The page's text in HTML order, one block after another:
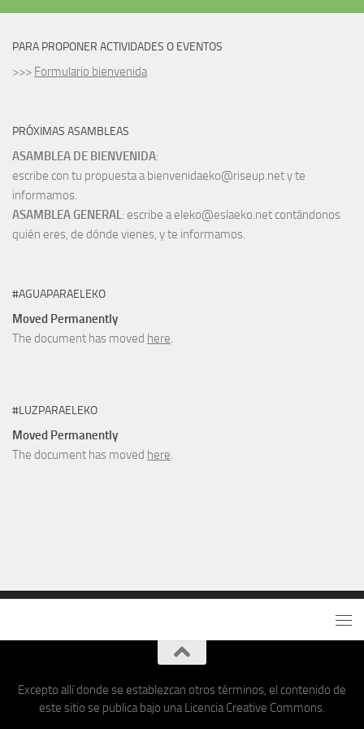
PARA PROPONER ACTIVIDADES O EVENTOS
>>> Formulario bienvenida
PRÓXIMAS ASAMBLEAS
ASAMBLEA DE BIENVENIDA:
escribe con tu propuesta a bienvenidaeko@riseup.net y te
informamos.
ASAMBLEA GENERAL: escribe a eleko@eslaeko.net contándonos
quién eres, de dónde vienes, y te informamos.
#AGUAPARAELEKO
Moved Permanently
The document has moved here.
#LUZPARAELEKO
Moved Permanently
The document has moved here.
Excepto allí donde se establezcan otros términos, el contenido de
este sitio se publica bajo una Licencia Creative Commons.